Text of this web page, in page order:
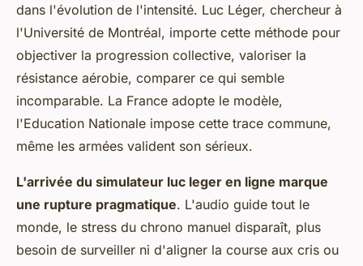
dans l'évolution de l'intensité. Luc Léger, chercheur à
l'Université de Montréal, importe cette méthode pour
objectiver la progression collective, valoriser la
résistance aérobie, comparer ce qui semble
incomparable. La France adopte le modèle,
l'Education Nationale impose cette trace commune,
même les armées valident son sérieux.
L'arrivée du simulateur luc leger en ligne marque
une rupture pragmatique. L'audio guide tout le
monde, le stress du chrono manuel disparaît, plus
besoin de surveiller ni d'aligner la course aux cris ou